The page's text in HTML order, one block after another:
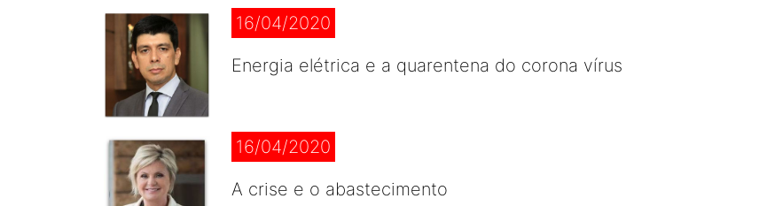
16/04/2020
Energia elétrica e a quarentena do corona vírus
16/04/2020
A crise e o abastecimento